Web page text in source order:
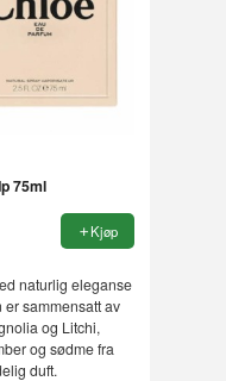
75ml
Kjøp
naturlig eleganse
sammensatt av
og Litchi,
og sødme fra
duft.